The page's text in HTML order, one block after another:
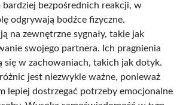
bardziej bezpośrednich reakcji, w
odgrywają bodźce fizyczne.
na zewnętrzne sygnały, takie jak
swojego partnera. Ich pragnienia
się w zachowaniach, takich jak dotyk.
jest niezwykle ważne, ponieważ
lepiej dostrzegać potrzeby emocjonalne